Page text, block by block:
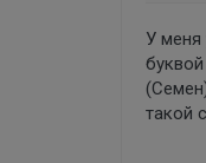
У
такой